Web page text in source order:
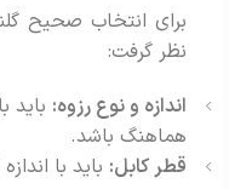
برای انتخاب صحیح
نظر گرفت:
اندازه و نوع رزوه: باید
هماهنگ باشد.
قطر کابل: باید با